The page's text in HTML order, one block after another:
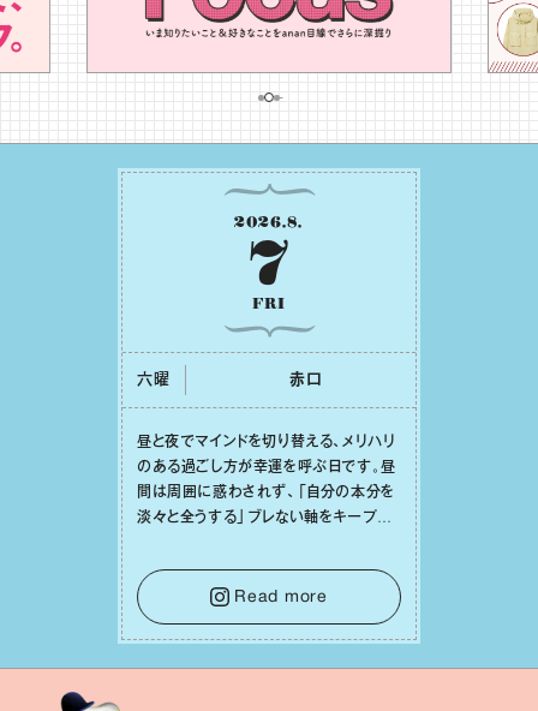
2026.8.
7
FRI
六曜 ⾚⼝
昼と夜でマインドを切り替える、メリハリ
のある過ごし⽅が幸運を呼ぶ⽇です。昼
間は周囲に惑わされず、「⾃分の本分を
淡々と全うする」ブレない軸をキープし
⾔葉に流されないよう、⼼にしっかりブ
レーキをかけること。この意識の切り替
えが、あなたに確かな安⼼感をもたらす
はずです。
Read more